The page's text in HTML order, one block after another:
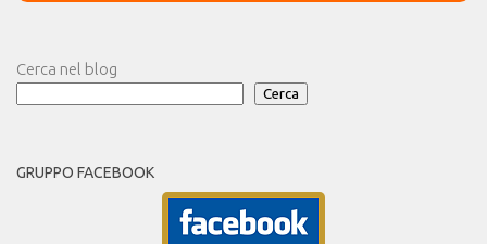
Cerca nel blog
Cerca
GRUPPO FACEBOOK